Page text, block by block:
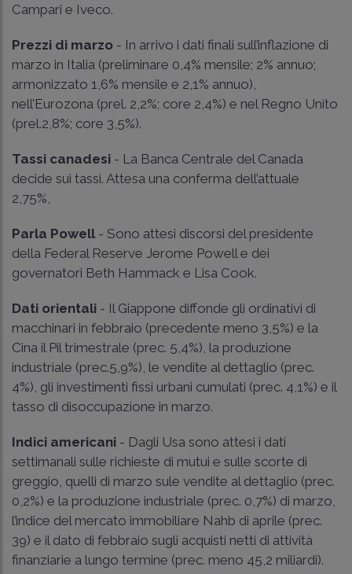
Campari e Iveco.
Prezzi di marzo - In arrivo i dati finali sull’inflazione di
marzo in Italia (preliminare 0,4% mensile; 2% annuo;
armonizzato 1,6% mensile e 2,1% annuo),
nell’Eurozona (prel. 2,2%; core 2,4%) e nel Regno Unito
(prel.2,8%; core 3,5%).
Tassi canadesi - La Banca Centrale del Canada
decide sui tassi. Attesa una conferma dell’attuale
2,75%,
Parla Powell- Sono attesi discorsi del presidente
della Federal Reserve Jerome Powell e dei
governatori Beth Hammack e Lisa Cook.
Dati orientali - Il Giappone diffonde gli ordinativi di
macchinari in febbraio (precedente meno 3,5%) e la
Cina il Pil trimestrale (prec. 5,4%), la produzione
industriale (prec.5,9%), le vendite al dettaglio (prec.
4%), gli investimenti fissi urbani cumulati (prec. 4,1%) e il
tasso di disoccupazione in marzo.
Indici americani - Dagli Usa sono attesi i dati
settimanali sulle richieste di mutui e sulle scorte di
greggio, quelli di marzo sule vendite al dettaglio (prec.
0,2%) e la produzione industriale (prec. 0,7%) di marzo,
l’indice del mercato immobiliare Nahb di aprile (prec.
39) e il dato di febbraio sugli acquisti netti di attività
finanziarie a lungo termine (prec. meno 45,2 miliardi).